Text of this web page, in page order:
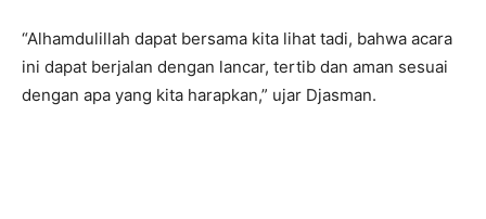
“Alhamdulillah dapat bersama kita lihat tadi, bahwa acara
ini dapat berjalan dengan lancar, tertib dan aman sesuai
dengan apa yang kita harapkan,” ujar Djasman.